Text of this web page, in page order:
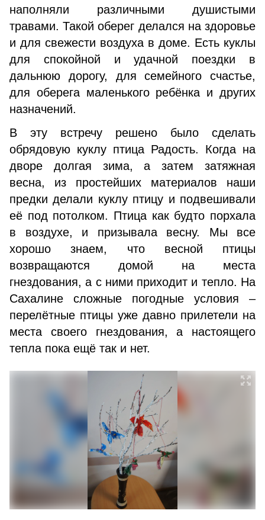
наполняли различными душистыми
травами. Такой оберег делался на здоровье
и для свежести воздуха в доме. Есть куклы
для спокойной и удачной поездки в
дальнюю дорогу, для семейного счастье,
для оберега маленького ребёнка и других
назначений.
В эту встречу решено было сделать
обрядовую куклу птица Радость. Когда на
дворе долгая зима, а затем затяжная
весна, из простейших материалов наши
предки делали куклу птицу и подвешивали
её под потолком. Птица как будто порхала
в воздухе, и призывала весну. Мы все
хорошо знаем, что весной птицы
возвращаются домой на места
гнездования, а с ними приходит и тепло. На
Сахалине сложные погодные условия –
перелётные птицы уже давно прилетели на
места своего гнездования, а настоящего
тепла пока ещё так и нет.